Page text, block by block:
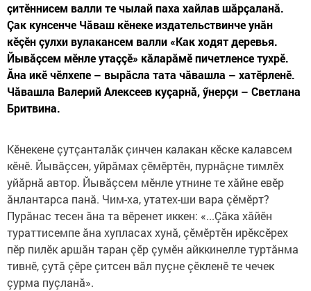
çитӗннисем валли те чылай паха хайлав шăрçаланă.
Çак кунсенче Чăваш кӗнеке издательствинче унăн
кӗçӗн çулхи вулакансем валли «Как ходят деревья.
Йывăçсем мӗнле утаççӗ» кăларăмӗ пичетленсе тухрӗ.
Ăна икӗ чӗлхепе – вырăсла тата чăвашла – хатӗрленӗ.
Чăвашла Валерий Алексеев куçарнă, ӳнерçи – Светлана
Бритвина.
Кӗнекене çутçанталăк çинчен калакан кӗске калавсем
кӗнӗ. Йывăçсен, уйрăмах çӗмӗртӗн, пурнăçне тимлӗх
уйăрнă автор. Йывăçсем мӗнле утнине те хăйне евӗр
ăнлантарса панă. Чим-ха, утатех-ши вара çӗмӗрт?
Пурăнас тесен ăна та вӗренет иккен: «...Çăка хăйӗн
тураттисемпе ăна хупласах хунă, çӗмӗртӗн ирӗксӗрех
пӗр пилӗк аршăн таран çӗр çумӗн айккинелле туртăнма
тивнӗ, çутă çӗре çитсен вăл пуçне çӗкленӗ те чечек
çурма пуçланă».